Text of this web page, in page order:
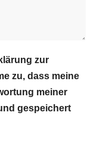
zur
zu, dass meine
meiner
gespeichert